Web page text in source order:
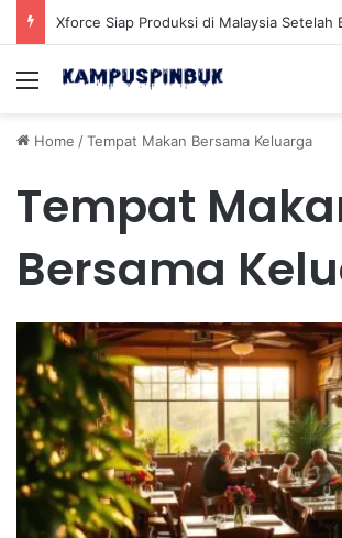
Menu
Home /Tempat Makan Bersama Keluarga
Tempat
Bersama